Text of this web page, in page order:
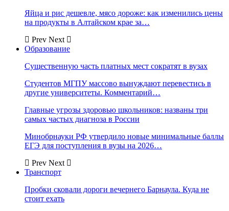
Яйца и рис дешевле, мясо дороже: как изменились цены
на продукты в Алтайском крае за…
Prev Next
Образование
Существенную часть платных мест сократят в вузах
Студентов МГПУ массово вынуждают перевестись в
другие университеты. Комментарий…
Главные угрозы здоровью школьников: названы три
самых частых диагноза в России
Минобрнауки РФ утвердило новые минимальные баллы
ЕГЭ для поступления в вузы на 2026…
Prev Next
Транспорт
Пробки сковали дороги вечернего Барнаула. Куда не
стоит ехать